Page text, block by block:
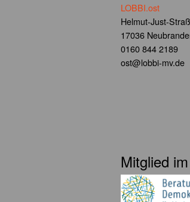
LOBBI.ost
Helmut-Just-
17036
0160 844 2189
ost@lobbi-mv.de
Mitglied im